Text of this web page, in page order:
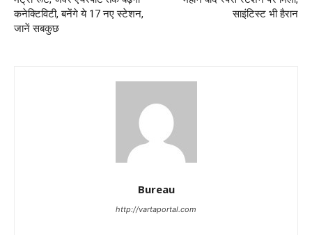
कनेक्टिविटी, बनेंगे ये 17 नए स्टेशन,
जानें सबकुछ
साइंटिस्‍ट भी हैरान
Bureau
http://vartaportal.com